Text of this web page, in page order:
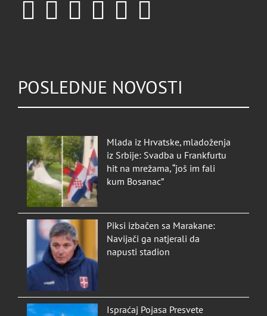
POSLEDNJE NOVOSTI
Mlada iz Hrvatske, mladoženja
iz Srbije: Svadba u Frankfurtu
hit na mrežama, “još im fali
kum Bosanac”
Piksi izbačen sa Marakane:
Navijači ga natjerali da
napusti stadion
Ispraćaj Pojasa Presvete